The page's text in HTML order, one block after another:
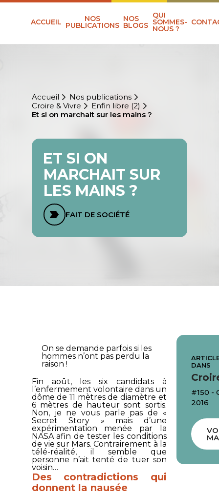
ACCUEIL NOS
PUBLICATIONS
NOS
BLOGS
QUI
SOMMES-
NOUS ?
Accueil
Nos publications
Croire & Vivre
Enfin libre (2)
Et si on marchait sur les mains ?
ET SI ON
MARCHAIT SUR
LES MAINS ?
FAIT DE SOCIÉTÉ
On se demande parfois si les
hommes n’ont pas perdu la
raison !
Fin août, les six candidats à
l’enfermement volontaire dans un
dôme de 11 mètres de diamètre et
6 mètres de hauteur sont sortis.
Non, je ne vous parle pas de «
Secret Story » mais d’une
expérimentation menée par la
NASA afin de tester les conditions
de vie sur Mars. Contrairement à la
télé-réalité, il semble que
personne n’ait tenté de tuer son
voisin…
Des contradictions qui
donnent la nausée
DANS
#150 -
2016